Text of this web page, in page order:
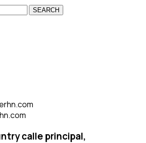
SEARCH
calle principal,